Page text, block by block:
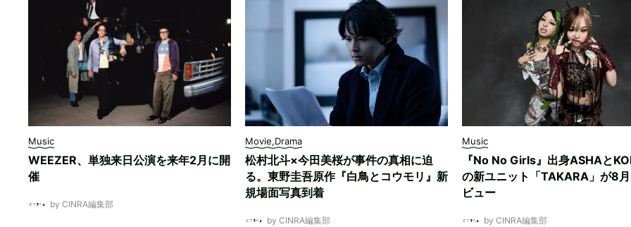
Music
WEEZER、単独来日公演を来年2月に開
催
by CINRA編集部
Movie,Drama
松村北斗×今田美桜が事件の真相に迫
る。東野圭吾原作『白鳥とコウモリ』新
規場面写真到着
by CINRA編集部
Music
『No No Girls』出身ASHAと
の新ユニット「TAKARA」が8
ビュー
by CINRA編集部